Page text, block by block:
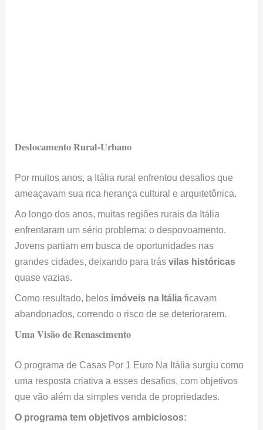
Deslocamento Rural-Urbano
Por muitos anos, a Itália rural enfrentou desafios que
ameaçavam sua rica herança cultural e arquitetônica.
Ao longo dos anos, muitas regiões rurais da Itália
enfrentaram um sério problema: o despovoamento.
Jovens partiam em busca de oportunidades nas
grandes cidades, deixando para trásvilas históricas
quase vazias.
Como resultado, belos imóveis na Itália ficavam
abandonados, correndo o risco de se deteriorarem.
Uma Visão de Renascimento
O programa de Casas Por 1 Euro Na Itália surgiu como
uma resposta criativa a esses desafios, com objetivos
que vão além da simples venda de propriedades.
O programa tem objetivos ambiciosos: